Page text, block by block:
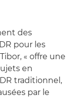
des
pour les
« offre une
en
traditionnel,
par le